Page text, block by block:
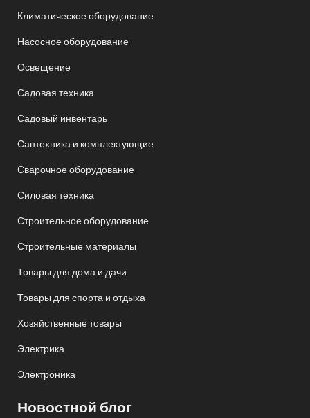
Климатическое оборудование
Насосное оборудование
Освещение
Садовая техника
Садовый инвентарь
Сантехника и комплектующие
Сварочное оборудование
Силовая техника
Строительное оборудование
Строительные материалы
Товары для дома и дачи
Товары для спорта и отдыха
Хозяйственные товары
Электрика
Электроника
Новостной блог